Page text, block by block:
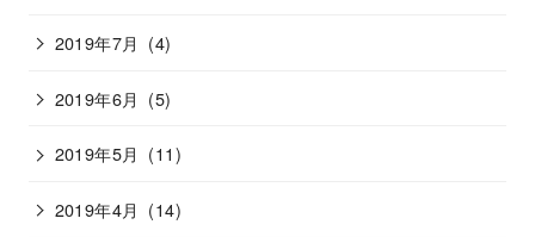
2019年7月 (4)
2019年6月 (5)
2019年5月 (11)
2019年4月 (14)